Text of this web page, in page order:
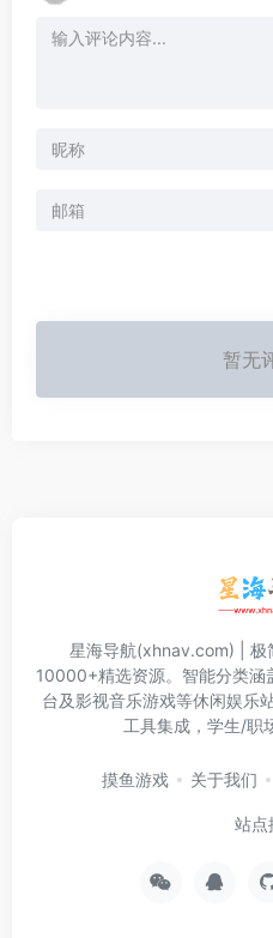
暂无
星海导航(xhnav.com) | 极
10000+精选资源。智能分类涵
台及影视音乐游戏等休闲娱乐
工具集成，学生/职
摸鱼游戏 关于我们
站点